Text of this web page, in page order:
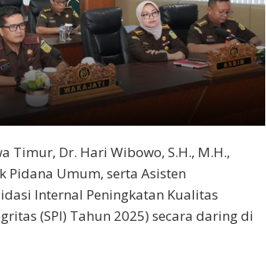
Timur, Dr. Hari Wibowo, S.H., M.H.,
Pidana Umum, serta Asisten
Internal Peningkatan Kualitas
(SPI) Tahun 2025) secara daring di